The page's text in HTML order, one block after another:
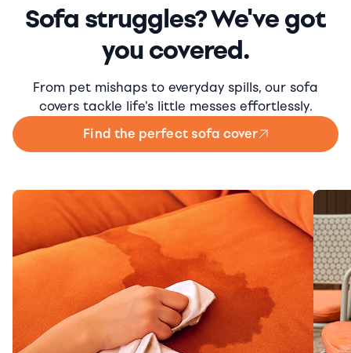
Sofa struggles? We've got
you covered.
From pet mishaps to everyday spills, our sofa
covers tackle life's little messes effortlessly.
Find the perfect sofa cover